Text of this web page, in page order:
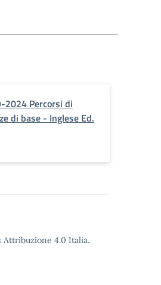
2024 Percorsi di
di base - Inglese Ed.
Attribuzione 4.0 Italia.